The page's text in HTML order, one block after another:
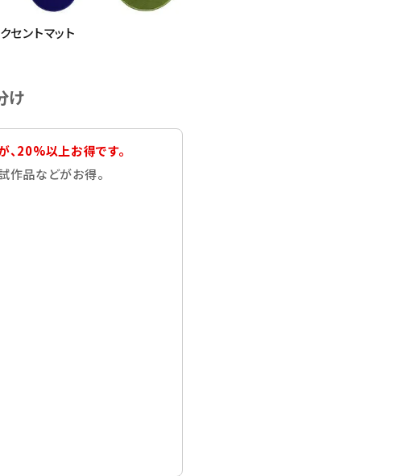
セントマット
け
、20%以上お得です。
作品などがお得。